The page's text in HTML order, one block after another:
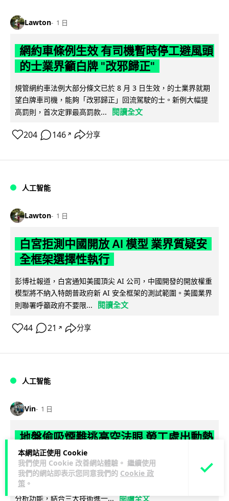
本網站正使用 Cookie
我們使用 Cookie 改善網站體驗。 繼續使用
我們的網站即表示您同意我們的 Cookie 政
策 。
Lawton 1 日
網約車條例生效 有司機暫時停工避風頭
的士業界籲白牌 "改邪歸正"
規管網約車法例大部分條文已於 8 月 3 日生效，的士業界就期
望白牌車司機，能夠「改邪歸正」回流駕駛的士。新例大幅提
高罰則，首次定罪最高罰款...
閱讀全文
204 146 ↗ 分享
人工智能
Lawton 1 日
白宮拒測中國開放 AI 模型 業界質疑安
全框架選擇性執行
彭博社報道，白宮通知美國頂尖 AI 公司，中國開發的開放權重
模型將不納入特朗普政府新 AI 安全框架的測試範圍。美國業界
則聯署呼籲政府不要限...
閱讀全文
44 21 ↗ 分享
人工智能
Vin 1 日
地盤偷吸煙難逃高空法眼 勞工處出動熱
感無人機 擬加 AI 人臉識別精準執法
勞工處投入配備熱感應鏡頭的小型無人機進行高空巡邏以打擊
地盤違例吸煙，並正研究於未來一年內引入 AI 人臉識別與行為
分析功能，結合三大技術進一... 閱讀全文